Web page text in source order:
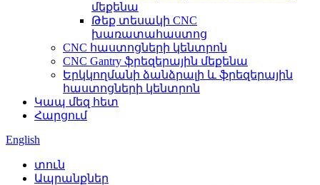
մեքենա
Թեք տեսակի CNC
խառատահաստոց
CNC հաստոցների կենտրոն
CNC Gantry ֆրեզերային մեքենա
Երկկողմանի ձանձրալի և ֆրեզերային
հաստոցների կենտրոն
Կապ մեզ հետ
Հարցում
English
տուն
Ապրանքներ